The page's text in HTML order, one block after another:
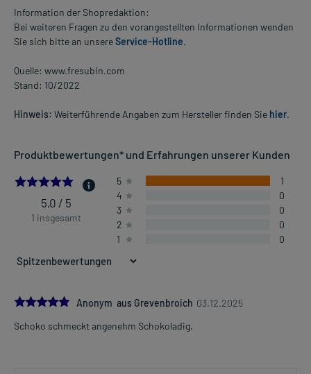
Information der Shopredaktion:
Bei weiteren Fragen zu den vorangestellten Informationen wenden
Sie sich bitte an unsereService-Hotline.
Quelle: www.fresubin.com
Stand: 10/2022
Hinweis: Weiterführende Angaben zum Hersteller finden Sie hier.
Produktbewertungen* und Erfahrungen unserer Kunden
5.0
5,0 / 5
1 insgesamt
5
1
4
0
3
0
2
0
1
0
5.0Anonym aus Grevenbroich 03.12.2025
Schoko schmeckt angenehm Schokoladig.